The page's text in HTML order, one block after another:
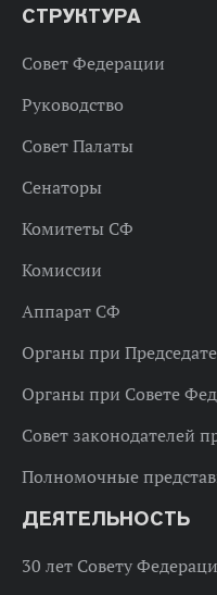
СТРУКТУРА
Совет Федерации
Руководство
Совет Палаты
Сенаторы
Комитеты СФ
Комиссии
Аппарат СФ
Органы при
Органы при Совете
Совет законодателей
Полномочные
ДЕЯТЕЛЬНОСТЬ
30 лет Совету